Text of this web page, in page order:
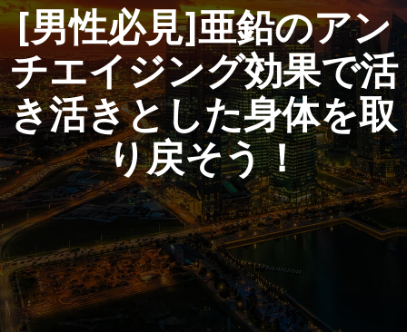
[男性必見]亜鉛のアン
チエイジング効果で活
き活きとした身体を取
り戻そう！